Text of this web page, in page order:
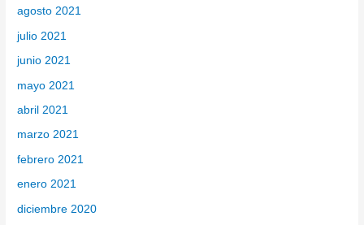
agosto 2021
julio 2021
junio 2021
mayo 2021
abril 2021
marzo 2021
febrero 2021
enero 2021
diciembre 2020